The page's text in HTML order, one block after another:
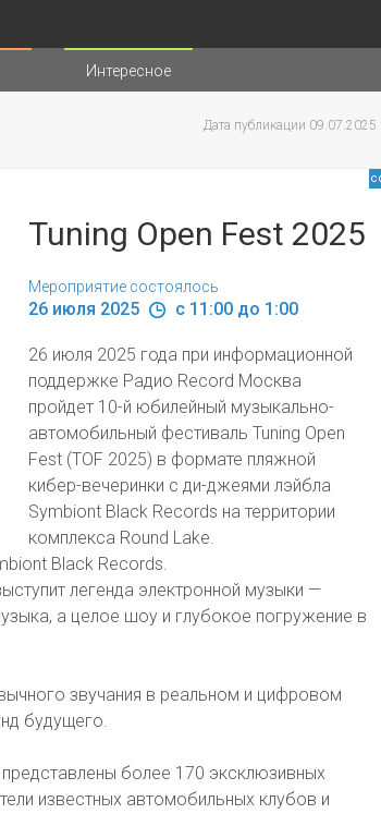
Интересное
Дата публикации 09.07.2025
Tuning Open Fest 2025
Мероприятие состоялось
26 июля 2025 c 11:00 до 1:00
26 июля 2025 года при информационной
поддержке Радио Record Москва
пройдет 10-й юбилейный музыкально-
автомобильный фестиваль Tuning Open
Fest (TOF 2025) в формате пляжной
кибер-вечеринки с ди-джеями лэйбла
Symbiont Black Records на территории
комплекса Round Lake.
Black Records.
легенда электронной музыки —
а целое шоу и глубокое погружение в
звучания в реальном и цифровом
будущего.
более 170 эксклюзивных
известных автомобильных клубов и